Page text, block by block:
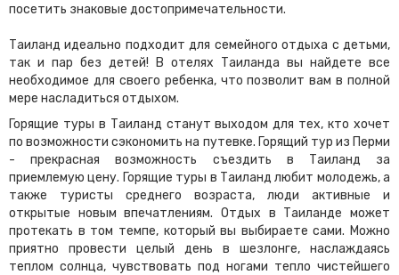
посетить знаковые достопримечательности.
Таиланд идеально подходит для семейного отдыха с детьми,
так и пар без детей! В отелях Таиланда вы найдете все
необходимое для своего ребенка, что позволит вам в полной
мере насладиться отдыхом.
Горящие туры в Таиланд станут выходом для тех, кто хочет
по возможности сэкономить на путевке. Горящий тур из Перми
- прекрасная возможность съездить в Таиланд за
приемлемую цену. Горящие туры в Таиланд любит молодежь, а
также туристы среднего возраста, люди активные и
открытые новым впечатлениям. Отдых в Таиланде может
протекать в том темпе, который вы выбираете сами. Можно
приятно провести целый день в шезлонге, наслаждаясь
теплом солнца, чувствовать под ногами тепло чистейшего